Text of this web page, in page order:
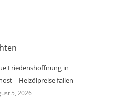
Friedenshoffnung in
– Heizölpreise fallen
5, 2026